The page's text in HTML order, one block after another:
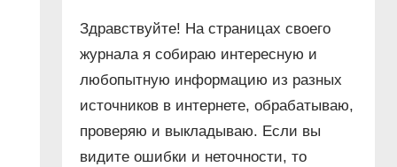
Здравствуйте! На страницах своего
журнала я собираю интересную и
любопытную информацию из разных
источников в интернете, обрабатываю,
проверяю и выкладываю. Если вы
видите ошибки и неточности, то